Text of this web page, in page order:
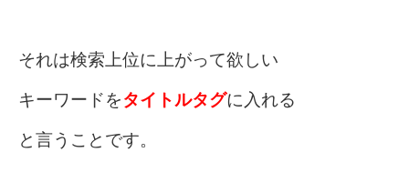
それは検索上位に上がって欲しい
キーワードをタイトルタグに入れる
と言うことです。